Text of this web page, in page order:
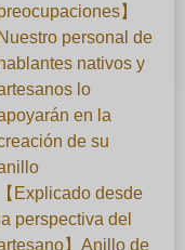
】
Nuestro personal de
hablantes nativos y
lo
en la
de su
【Explicado desde
la perspectiva del
】Anillo de